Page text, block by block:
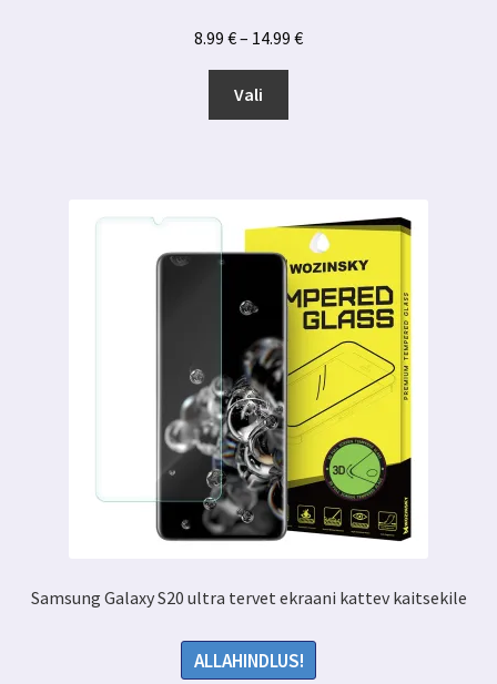
8.99 €– 14.99 €Hinnavahemik:
Vali
Valikuid
saab
teha
tootelehel.
Samsung Galaxy S20 ultra tervet ekraani kattev kaitsekile
ALLAHINDLUS!